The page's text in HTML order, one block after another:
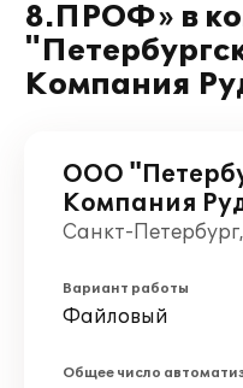
8.ПРОФ» в
Компания
ООО
Компания
Санкт-
Вариант работы
Файловый
Общее число